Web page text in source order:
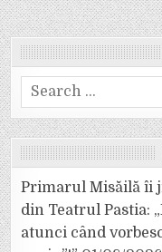
Search
for:
Primarul Misăilă îi
din Teatrul Pastia:
atunci când